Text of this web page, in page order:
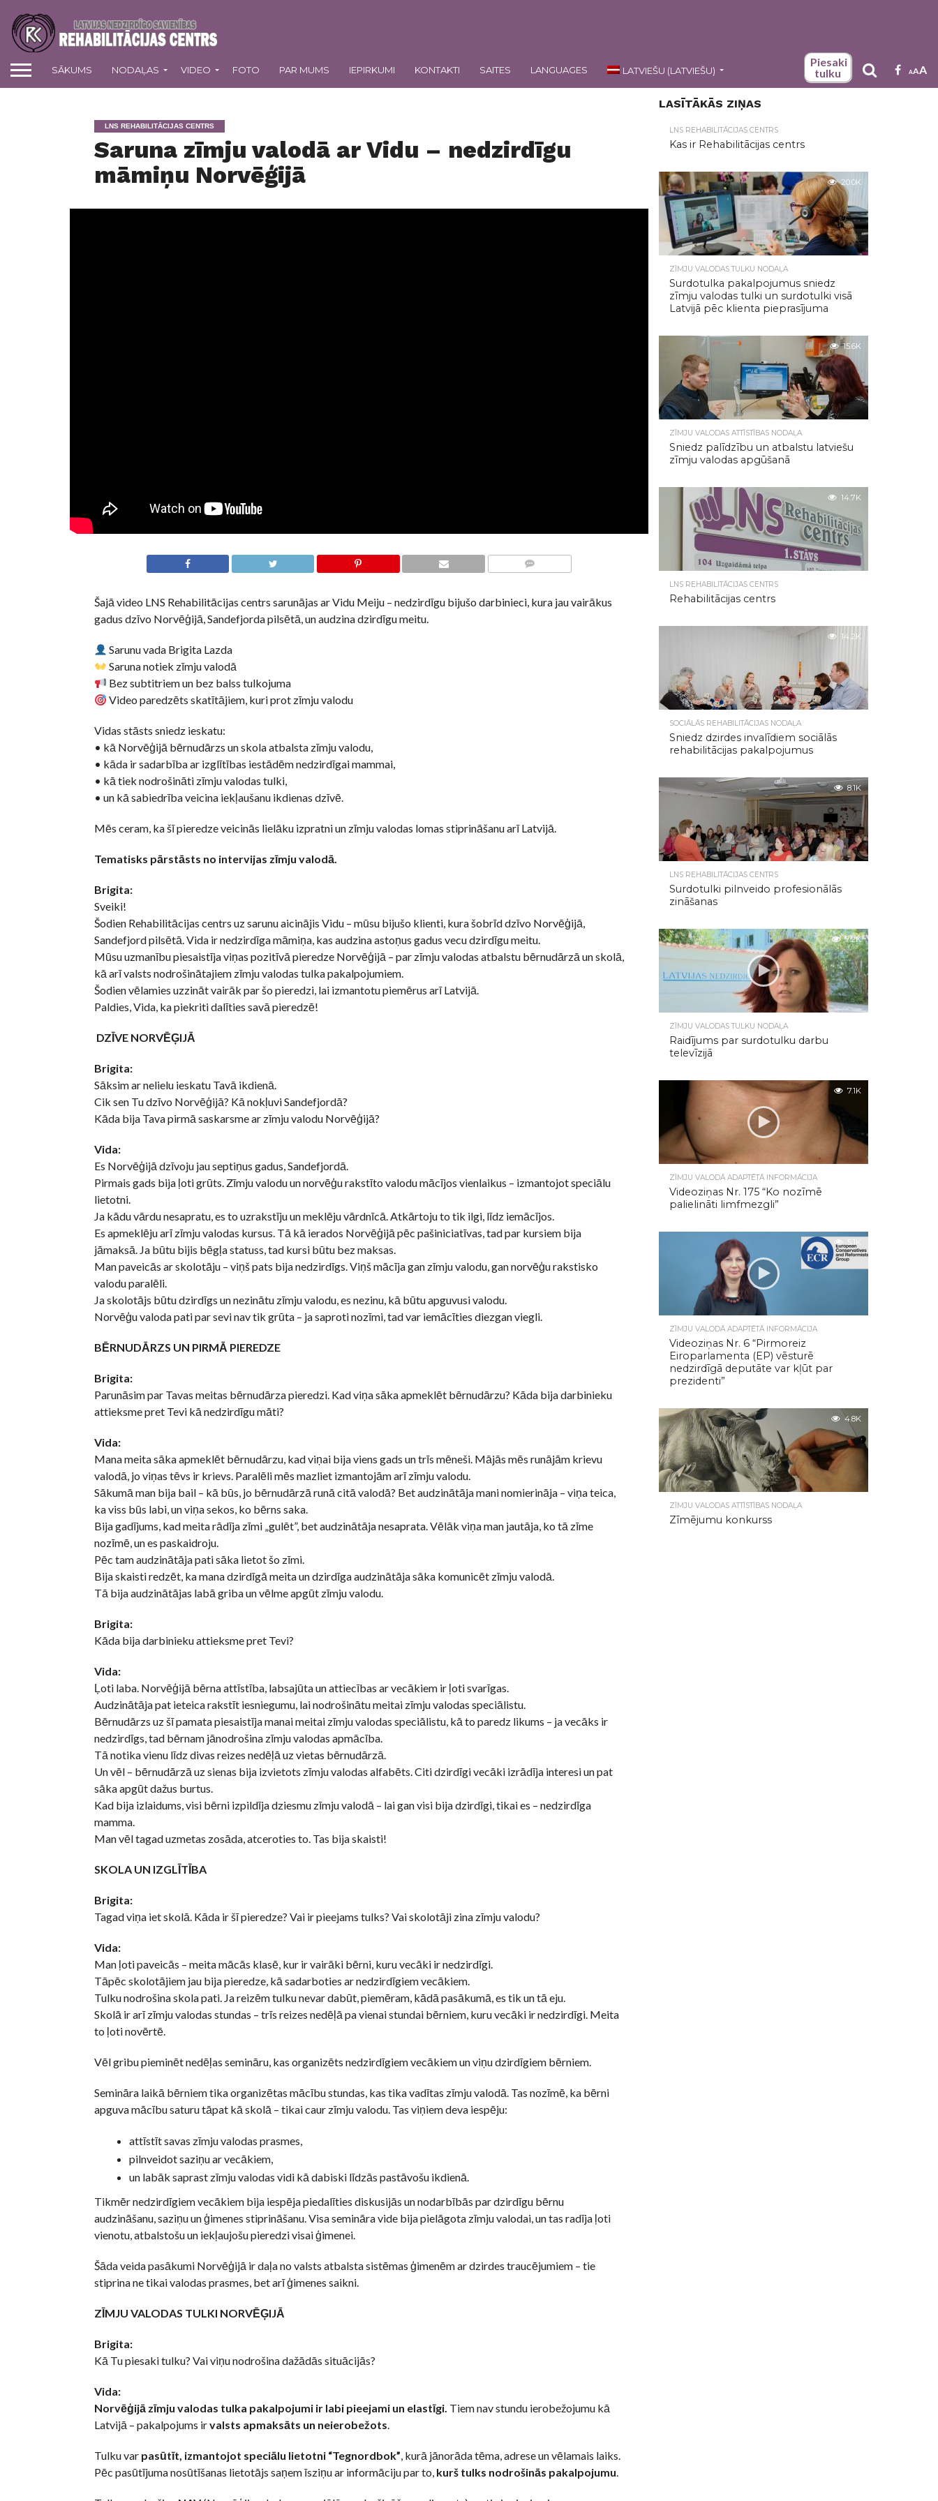
SĀKUMS NODAĻAS VIDEO FOTO PAR MUMS IEPIRKUMI KONTAKTI SAITES LANGUAGES LATVIEŠU (LATVIEŠU)
Piesaki
tulku
AAA
LNS REHABILITĀCIJAS CENTRS
Saruna zīmju valodā ar Vidu – nedzirdīgu
māmiņu Norvēģijā
Šajā video LNS Rehabilitācijas centrs sarunājas ar Vidu Meiju – nedzirdīgu bijušo darbinieci, kura jau vairākus
gadus dzīvo Norvēģijā, Sandefjorda pilsētā, un audzina dzirdīgu meitu.
Sarunu vada Brigita Lazda
Saruna notiek zīmju valodā
Bez subtitriem un bez balss tulkojuma
Video paredzēts skatītājiem, kuri prot zīmju valodu
Vidas stāsts sniedz ieskatu:
• kā Norvēģijā bērnudārzs un skola atbalsta zīmju valodu,
• kāda ir sadarbība ar izglītības iestādēm nedzirdīgai mammai,
• kā tiek nodrošināti zīmju valodas tulki,
• un kā sabiedrība veicina iekļaušanu ikdienas dzīvē.
Mēs ceram, ka šī pieredze veicinās lielāku izpratni un zīmju valodas lomas stiprināšanu arī Latvijā.
Tematisks pārstāsts no intervijas zīmju valodā.
Brigita:
Sveiki!
Šodien Rehabilitācijas centrs uz sarunu aicinājis Vidu – mūsu bijušo klienti, kura šobrīd dzīvo Norvēģijā,
Sandefjord pilsētā. Vida ir nedzirdīga māmiņa, kas audzina astoņus gadus vecu dzirdīgu meitu.
Mūsu uzmanību piesaistīja viņas pozitīvā pieredze Norvēģijā – par zīmju valodas atbalstu bērnudārzā un skolā,
kā arī valsts nodrošinātajiem zīmju valodas tulka pakalpojumiem.
Šodien vēlamies uzzināt vairāk par šo pieredzi, lai izmantotu piemērus arī Latvijā.
Paldies, Vida, ka piekriti dalīties savā pieredzē!
DZĪVE NORVĒĢIJĀ
Brigita:
Sāksim ar nelielu ieskatu Tavā ikdienā.
Cik sen Tu dzīvo Norvēģijā? Kā nokļuvi Sandefjordā?
Kāda bija Tava pirmā saskarsme ar zīmju valodu Norvēģijā?
Vida:
Es Norvēģijā dzīvoju jau septiņus gadus, Sandefjordā.
Pirmais gads bija ļoti grūts. Zīmju valodu un norvēģu rakstīto valodu mācījos vienlaikus – izmantojot speciālu
lietotni.
Ja kādu vārdu nesapratu, es to uzrakstīju un meklēju vārdnīcā. Atkārtoju to tik ilgi, līdz iemācījos.
Es apmeklēju arī zīmju valodas kursus. Tā kā ierados Norvēģijā pēc pašiniciatīvas, tad par kursiem bija
jāmaksā. Ja būtu bijis bēgļa statuss, tad kursi būtu bez maksas.
Man paveicās ar skolotāju – viņš pats bija nedzirdīgs. Viņš mācīja gan zīmju valodu, gan norvēģu rakstisko
valodu paralēli.
Ja skolotājs būtu dzirdīgs un nezinātu zīmju valodu, es nezinu, kā būtu apguvusi valodu.
Norvēģu valoda pati par sevi nav tik grūta – ja saproti nozīmi, tad var iemācīties diezgan viegli.
BĒRNUDĀRZS UN PIRMĀ PIEREDZE
Brigita:
Parunāsim par Tavas meitas bērnudārza pieredzi. Kad viņa sāka apmeklēt bērnudārzu? Kāda bija darbinieku
attieksme pret Tevi kā nedzirdīgu māti?
Vida:
Mana meita sāka apmeklēt bērnudārzu, kad viņai bija viens gads un trīs mēneši. Mājās mēs runājām krievu
valodā, jo viņas tēvs ir krievs. Paralēli mēs mazliet izmantojām arī zīmju valodu.
Sākumā man bija bail – kā būs, jo bērnudārzā runā citā valodā? Bet audzinātāja mani nomierināja – viņa teica,
ka viss būs labi, un viņa sekos, ko bērns saka.
Bija gadījums, kad meita rādīja zīmi „gulēt”, bet audzinātāja nesaprata. Vēlāk viņa man jautāja, ko tā zīme
nozīmē, un es paskaidroju.
Pēc tam audzinātāja pati sāka lietot šo zīmi.
Bija skaisti redzēt, ka mana dzirdīgā meita un dzirdīga audzinātāja sāka komunicēt zīmju valodā.
Tā bija audzinātājas labā griba un vēlme apgūt zīmju valodu.
Brigita:
Kāda bija darbinieku attieksme pret Tevi?
Vida:
Ļoti laba. Norvēģijā bērna attīstība, labsajūta un attiecības ar vecākiem ir ļoti svarīgas.
Audzinātāja pat ieteica rakstīt iesniegumu, lai nodrošinātu meitai zīmju valodas speciālistu.
Bērnudārzs uz šī pamata piesaistīja manai meitai zīmju valodas speciālistu, kā to paredz likums – ja vecāks ir
nedzirdīgs, tad bērnam jānodrošina zīmju valodas apmācība.
Tā notika vienu līdz divas reizes nedēļā uz vietas bērnudārzā.
Un vēl – bērnudārzā uz sienas bija izvietots zīmju valodas alfabēts. Citi dzirdīgi vecāki izrādīja interesi un pat
sāka apgūt dažus burtus.
Kad bija izlaidums, visi bērni izpildīja dziesmu zīmju valodā – lai gan visi bija dzirdīgi, tikai es – nedzirdīga
mamma.
Man vēl tagad uzmetas zosāda, atceroties to. Tas bija skaisti!
SKOLA UN IZGLĪTĪBA
Brigita:
Tagad viņa iet skolā. Kāda ir šī pieredze? Vai ir pieejams tulks? Vai skolotāji zina zīmju valodu?
Vida:
Man ļoti paveicās – meita mācās klasē, kur ir vairāki bērni, kuru vecāki ir nedzirdīgi.
Tāpēc skolotājiem jau bija pieredze, kā sadarboties ar nedzirdīgiem vecākiem.
Tulku nodrošina skola pati. Ja reizēm tulku nevar dabūt, piemēram, kādā pasākumā, es tik un tā eju.
Skolā ir arī zīmju valodas stundas – trīs reizes nedēļā pa vienai stundai bērniem, kuru vecāki ir nedzirdīgi. Meita
to ļoti novērtē.
Vēl gribu pieminēt nedēļas semināru, kas organizēts nedzirdīgiem vecākiem un viņu dzirdīgiem bērniem.
Semināra laikā bērniem tika organizētas mācību stundas, kas tika vadītas zīmju valodā. Tas nozīmē, ka bērni
apguva mācību saturu tāpat kā skolā – tikai caur zīmju valodu. Tas viņiem deva iespēju:
attīstīt savas zīmju valodas prasmes,
pilnveidot saziņu ar vecākiem,
un labāk saprast zīmju valodas vidi kā dabiski līdzās pastāvošu ikdienā.
Tikmēr nedzirdīgiem vecākiem bija iespēja piedalīties diskusijās un nodarbībās par dzirdīgu bērnu
audzināšanu, saziņu un ģimenes stiprināšanu. Visa semināra vide bija pielāgota zīmju valodai, un tas radīja ļoti
vienotu, atbalstošu un iekļaujošu pieredzi visai ģimenei.
Šāda veida pasākumi Norvēģijā ir daļa no valsts atbalsta sistēmas ģimenēm ar dzirdes traucējumiem – tie
stiprina ne tikai valodas prasmes, bet arī ģimenes saikni.
ZĪMJU VALODAS TULKI NORVĒĢIJĀ
Brigita:
Kā Tu piesaki tulku? Vai viņu nodrošina dažādās situācijās?
Vida:
Norvēģijā zīmju valodas tulka pakalpojumi ir labi pieejami un elastīgi. Tiem nav stundu ierobežojumu kā
Latvijā – pakalpojums irvalsts apmaksāts un neierobežots.
Tulku var pasūtīt, izmantojot speciālu lietotni “Tegnordbok”, kurā jānorāda tēma, adrese un vēlamais laiks.
Pēc pasūtījuma nosūtīšanas lietotājs saņem īsziņu ar informāciju par to, kurš tulks nodrošinās pakalpojumu.
LASĪTĀKĀS ZIŅAS
LNS REHABILITĀCIJAS CENTRS
Kas ir Rehabilitācijas centrs
20.0K
ZĪMJU VALODAS TULKU NODAĻA
Surdotulka pakalpojumus sniedz
zīmju valodas tulki un surdotulki visā
Latvijā pēc klienta pieprasījuma
15.6K
ZĪMJU VALODAS ATTĪSTĪBAS NODAĻA
Sniedz palīdzību un atbalstu latviešu
zīmju valodas apgūšanā
14.7K
LNS REHABILITĀCIJAS CENTRS
Rehabilitācijas centrs
14.2K
SOCIĀLĀS REHABILITĀCIJAS NODAĻA
Sniedz dzirdes invalīdiem sociālās
rehabilitācijas pakalpojumus
8.1K
LNS REHABILITĀCIJAS CENTRS
Surdotulki pilnveido profesionālās
zināšanas
7.2K
ZĪMJU VALODAS TULKU NODAĻA
Raidījums par surdotulku darbu
televīzijā
7.1K
ZĪMJU VALODĀ ADAPTĒTĀ INFORMĀCIJA
Videoziņas Nr. 175 “Ko nozīmē
palielināti limfmezgli”
5.1K
ZĪMJU VALODĀ ADAPTĒTĀ INFORMĀCIJA
Videoziņas Nr. 6 “Pirmoreiz
Eiroparlamenta (EP) vēsturē
nedzirdīgā deputāte var kļūt par
prezidenti”
4.8K
ZĪMJU VALODAS ATTĪSTĪBAS NODAĻA
Zīmējumu konkurss